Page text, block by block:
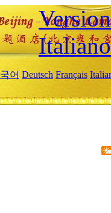
Italiano
어 Deutsch Français